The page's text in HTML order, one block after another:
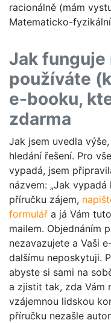
racionálně (mám
Matematicko-
Jak funguje
používáte
e-booku,
zdarma
Jak jsem uvedla
hledání řešení. Pro
vypadá, jsem
názvem: „Jak
příručku zájem,
formulář a já Vám
mailem. Objednáním
nezavazujete a Vaši
dalšímu neposkytuji.
abyste si sami na
a zjistit tak, zda Vám
vzájemnou lidskou
příručku nezašle